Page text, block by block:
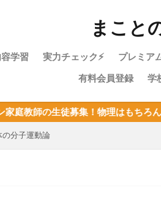
まこと
学習 実力チェック⚡ プレミア
物理や
使うあ
物理基
目次：
力学・
目次：力
熱力学
目次：熱
波動・
目次：波
電磁気
目次：電
原子・
目次：原
有料会員登録
学
！物理はもちろん、他教科の指導
の分子運動論